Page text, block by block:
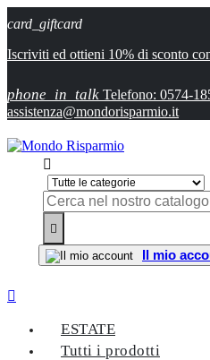
card_giftcard
Iscriviti ed ottieni 10% di sconto
phone_in_talk Telefono: 0574-
assistenza@mondorisparmio.it


Il mio

ESTATE
Tutti i prodotti